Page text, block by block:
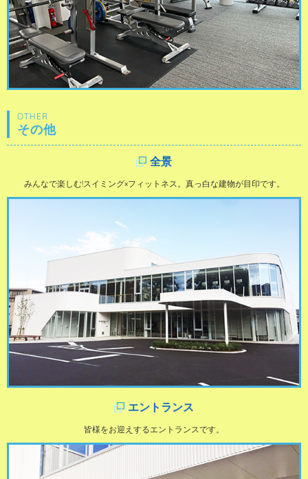
OTHER
その他
全景
みんなで楽しむ!スイミング×フィットネス。真っ白な建物が目印です。
エントランス
皆様をお迎えするエントランスです。